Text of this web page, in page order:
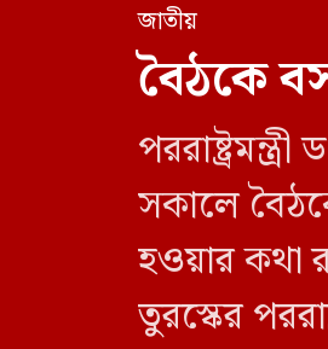
জাতীয়
বৈঠকে
সকালে
হওয়ার কথা
তুরস্কের